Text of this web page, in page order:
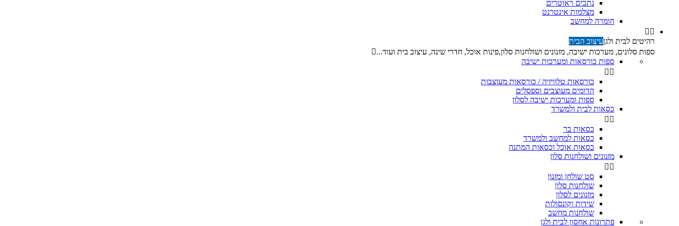
נתבים ראוטרים
מצלמות אינטרנט
חומרה למחשב
 
רהיטים לבית ולגןעיצוב הבית
ספות סלונים, מערכות ישיבה, מזנונים ושולחנות סלון,פינות אוכל, חדרי שינה, עיצוב בית ועוד...
ספות כורסאות ומערכות ישיבה
 
כורסאות טלוויזיה / כורסאות מעוצבות
הדומים מעוצבים וספסלים
ספות ומערכות ישיבה לסלון
כסאות לבית ולמשרד
 
כסאות בר
כסאות למחשב ולמשרד
כסאות אוכל וכסאות המתנה
מזנונים ושולחנות סלון
 
סט שולחן ומזנון
שולחנות סלון
מזנונים לסלון
שידות וקונסולות
שולחנות מחשב
פתרונות אחסון לבית ולגן